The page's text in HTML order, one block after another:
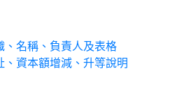
名稱、負責人及表格
資本額增減、升等說明